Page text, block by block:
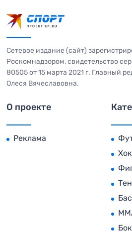
Сетевое издание (сайт)
Роскомнадзором, свидетельство
80505 от 15 марта 2021 г. Главный
Олеся Вячеславовна.
О проекте
Реклама